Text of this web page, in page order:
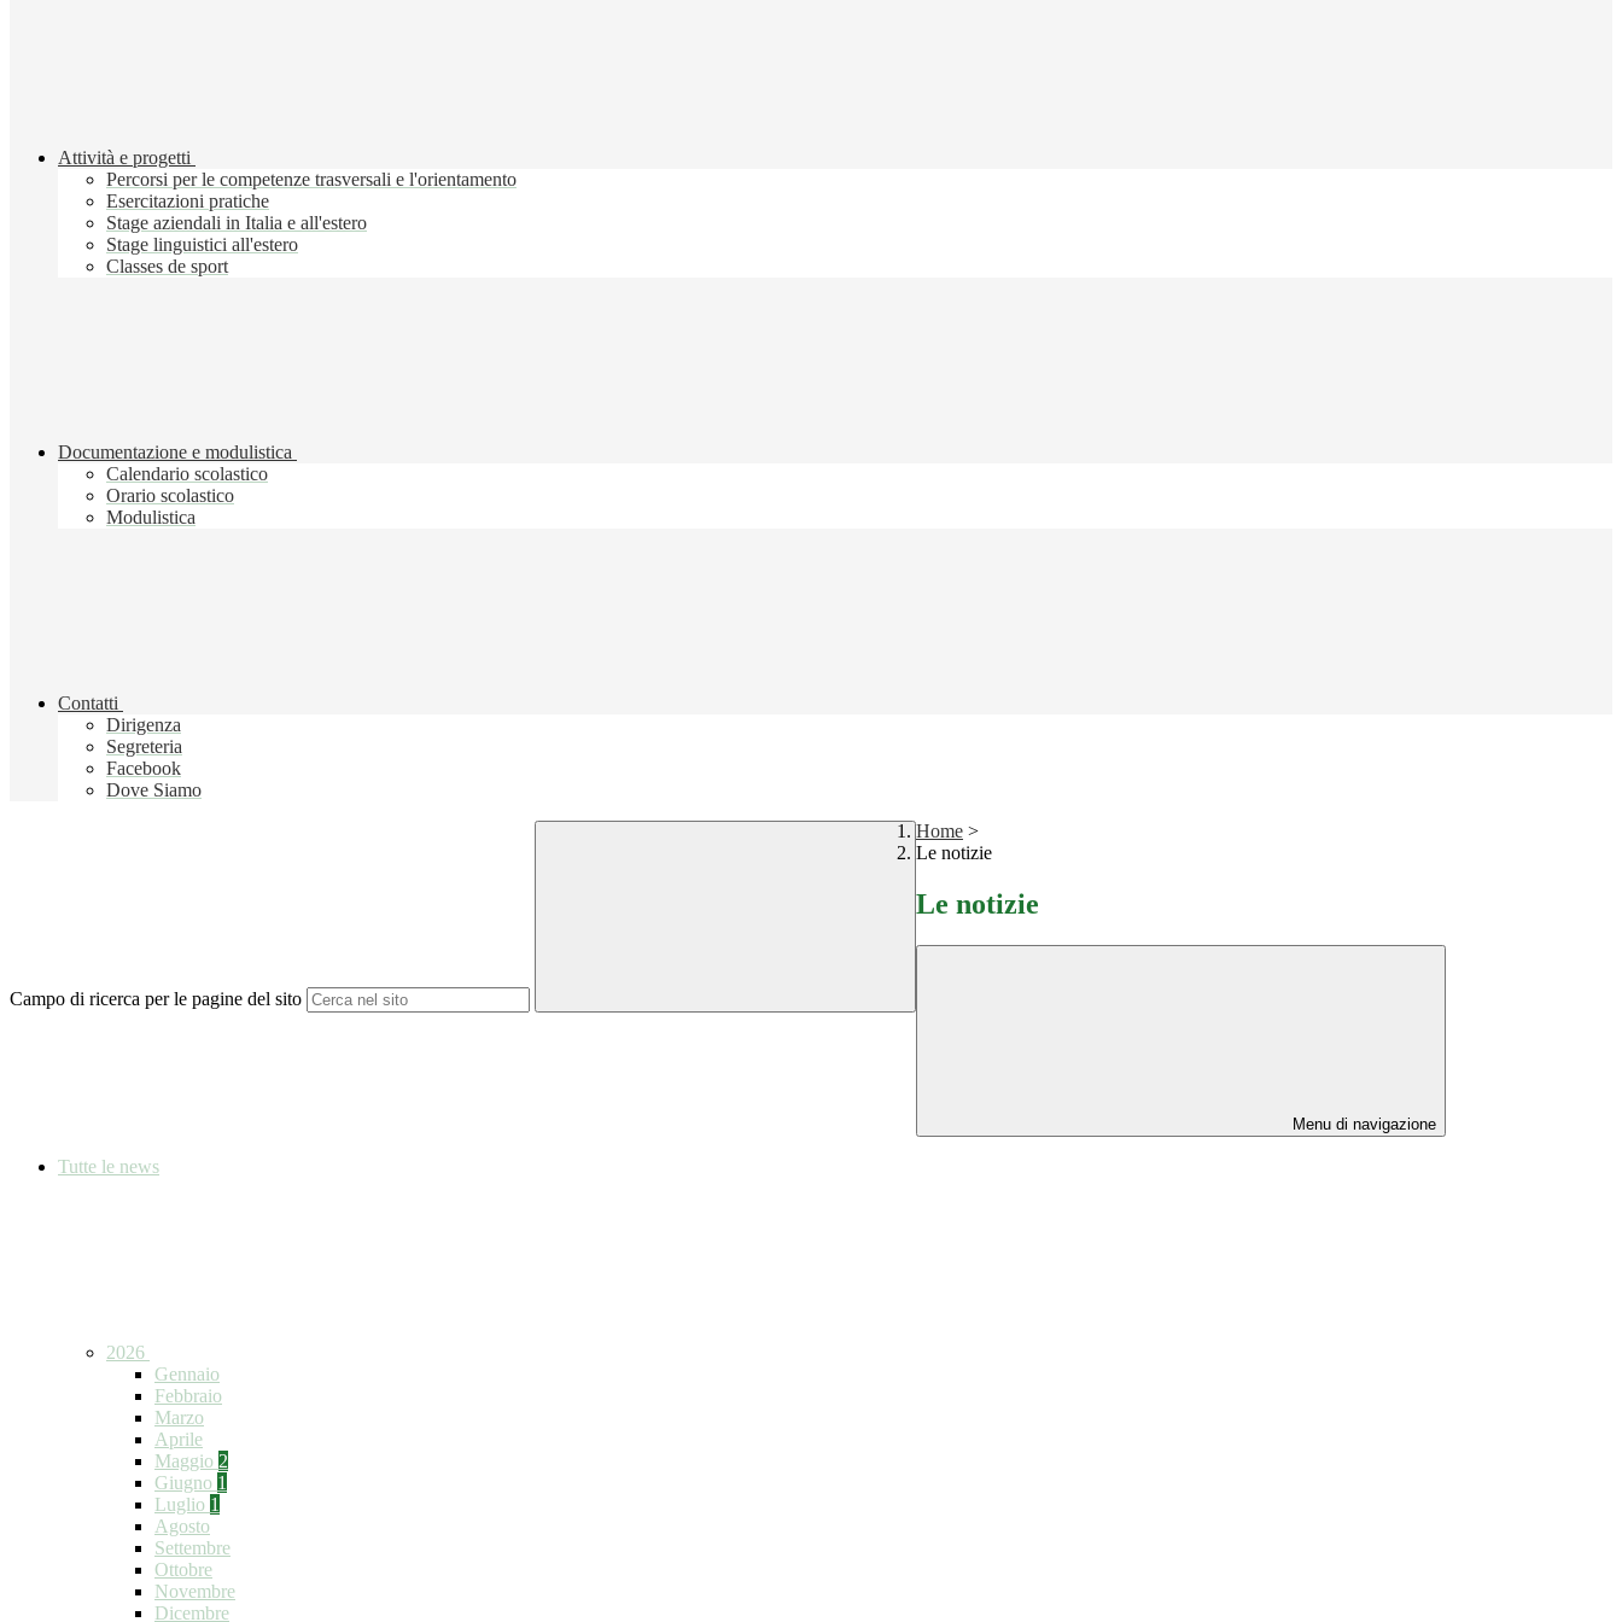
Attività e progetti
Percorsi per le competenze trasversali e l'orientamento
Esercitazioni pratiche
Stage aziendali in Italia e all'estero
Stage linguistici all'estero
Classes de sport
Documentazione e modulistica
Calendario scolastico
Orario scolastico
Modulistica
Contatti
Dirigenza
Segreteria
Facebook
Dove Siamo
Campo di ricerca per le pagine del sito
Home >
Le notizie
Le notizie
Menu di navigazione
Tutte le news
2026
Gennaio
Febbraio
Marzo
Aprile
Maggio 2
Giugno 1
Luglio 1
Agosto
Settembre
Ottobre
Novembre
Dicembre